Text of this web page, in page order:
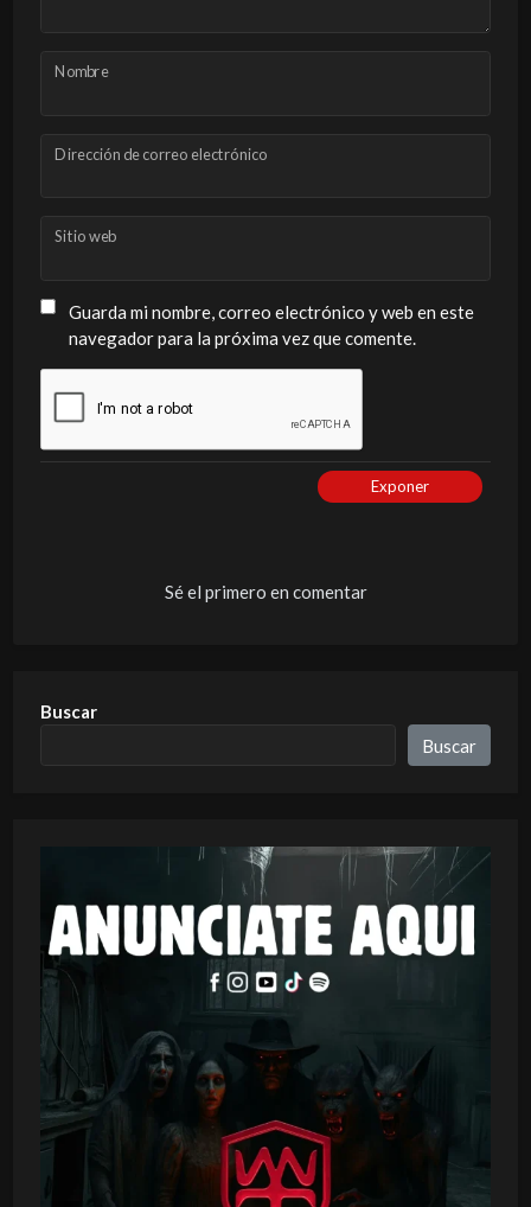
Nombre
Dirección de correo electrónico
Sitio web
Guarda mi nombre, correo electrónico y web en este
navegador para la próxima vez que comente.
Exponer
Sé el primero en comentar
Buscar
Buscar